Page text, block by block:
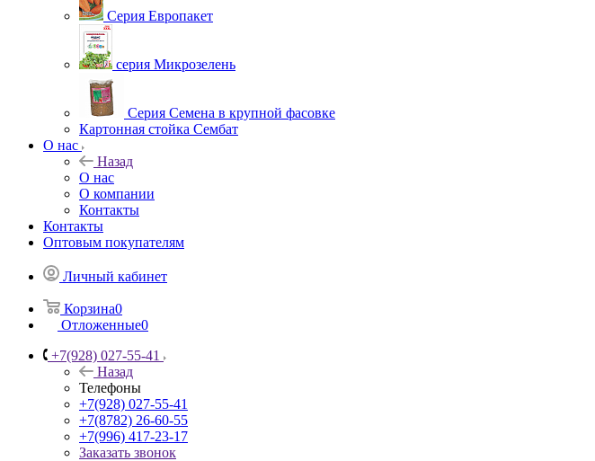
Серия Европакет
серия Микрозелень
Серия Семена в крупной фасовке
Картонная стойка Сембат
О нас
Назад
О нас
О компании
Контакты
Контакты
Оптовым покупателям
Личный кабинет
Корзина0
Отложенные0
+7(928) 027-55-41
Назад
Телефоны
+7(928) 027-55-41
+7(8782) 26-60-55
+7(996) 417-23-17
Заказать звонок